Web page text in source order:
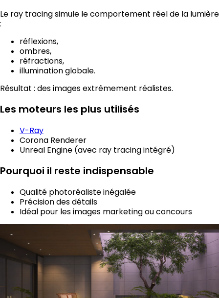
Le ray tracing simule le comportement réel de la lumière
:
réflexions,
ombres,
réfractions,
illumination globale.
Résultat : des images extrêmement réalistes.
Les moteurs les plus utilisés
V-Ray
Corona Renderer
Unreal Engine (avec ray tracing intégré)
Pourquoi il reste indispensable
Qualité photoréaliste inégalée
Précision des détails
Idéal pour les images marketing ou concours